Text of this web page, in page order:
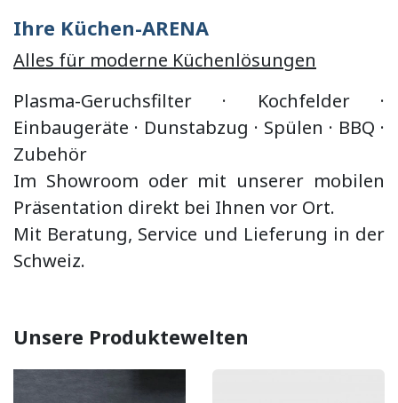
Ihre Küchen-ARENA
Alles für moderne Küchenlösungen
Plasma-Geruchsfilter · Kochfelder ·
Einbaugeräte · Dunstabzug · Spülen · BBQ ·
Zubehör
Im Showroom oder mit unserer mobilen
Präsentation direkt bei Ihnen vor Ort.
Mit Beratung, Service und Lieferung in der
Schweiz.
Unsere Produktewelten